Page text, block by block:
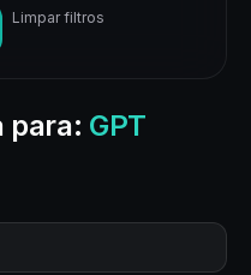
para: GPT
Limpar filtros